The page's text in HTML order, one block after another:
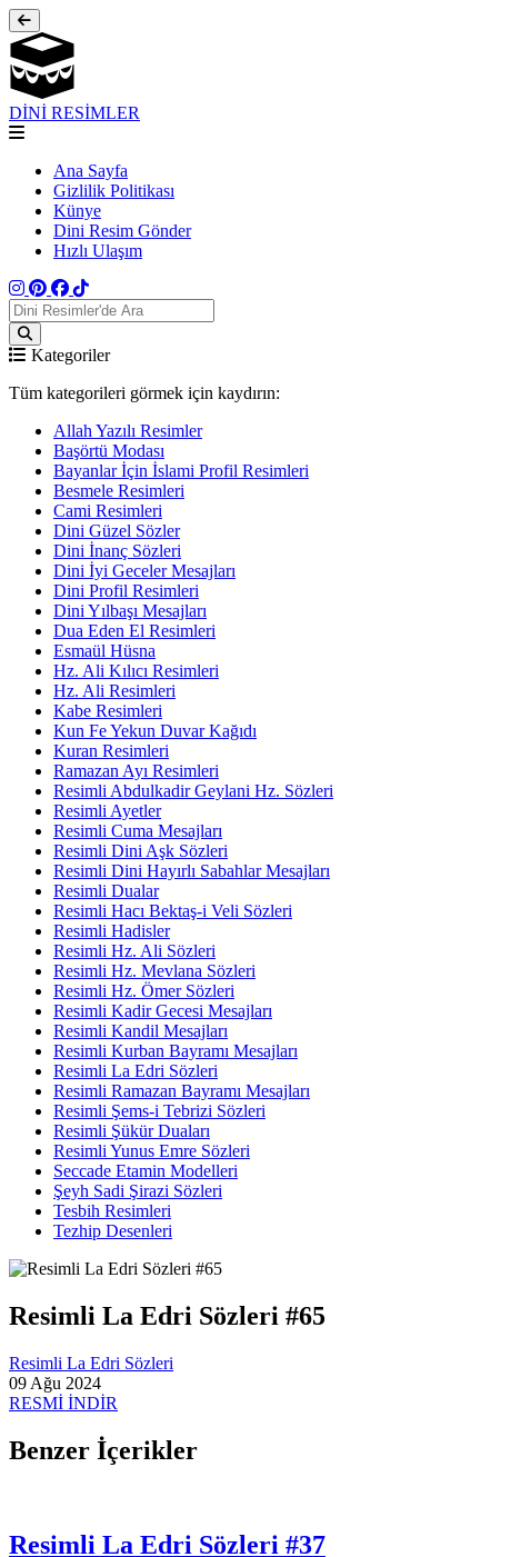
DİNİ RESİMLER
Ana Sayfa
Gizlilik Politikası
Künye
Dini Resim Gönder
Hızlı Ulaşım
Kategoriler
Tüm kategorileri görmek için kaydırın:
Allah Yazılı Resimler
Başörtü Modası
Bayanlar İçin İslami Profil Resimleri
Besmele Resimleri
Cami Resimleri
Dini Güzel Sözler
Dini İnanç Sözleri
Dini İyi Geceler Mesajları
Dini Profil Resimleri
Dini Yılbaşı Mesajları
Dua Eden El Resimleri
Esmaül Hüsna
Hz. Ali Kılıcı Resimleri
Hz. Ali Resimleri
Kabe Resimleri
Kun Fe Yekun Duvar Kağıdı
Kuran Resimleri
Ramazan Ayı Resimleri
Resimli Abdulkadir Geylani Hz. Sözleri
Resimli Ayetler
Resimli Cuma Mesajları
Resimli Dini Aşk Sözleri
Resimli Dini Hayırlı Sabahlar Mesajları
Resimli Dualar
Resimli Hacı Bektaş-i Veli Sözleri
Resimli Hadisler
Resimli Hz. Ali Sözleri
Resimli Hz. Mevlana Sözleri
Resimli Hz. Ömer Sözleri
Resimli Kadir Gecesi Mesajları
Resimli Kandil Mesajları
Resimli Kurban Bayramı Mesajları
Resimli La Edri Sözleri
Resimli Ramazan Bayramı Mesajları
Resimli Şems-i Tebrizi Sözleri
Resimli Şükür Duaları
Resimli Yunus Emre Sözleri
Seccade Etamin Modelleri
Şeyh Sadi Şirazi Sözleri
Tesbih Resimleri
Tezhip Desenleri
Resimli La Edri Sözleri #65
Resimli La Edri Sözleri
09 Ağu 2024
RESMİ İNDİR
Benzer İçerikler
Resimli La Edri Sözleri #37